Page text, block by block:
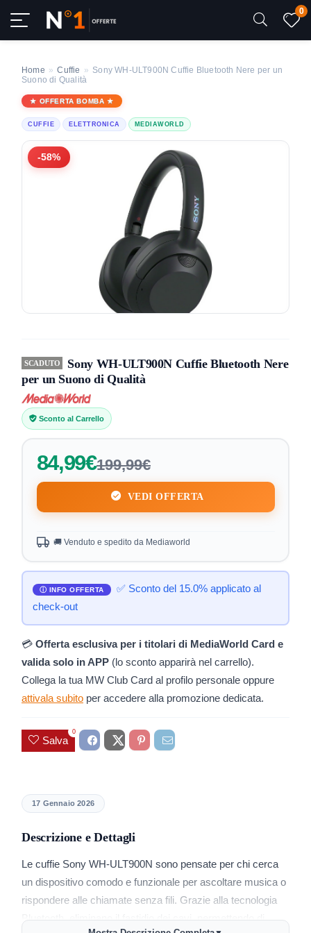
0
Home » Cuffie » Sony WH-ULT900N Cuffie Bluetooth Nere per un
Suono di Qualità
OFFERTA BOMBA
CUFFIE ELETTRONICA MEDIAWORLD
-58%
SCADUTO
Sony WH-ULT900N Cuffie Bluetooth Nere
per un Suono di Qualità
Sconto al Carrello
84,99€199,99€
VEDI OFFERTA
🚚 Venduto e spedito da Mediaworld
✅ Sconto del 15.0% applicato al
check-out
💳 Offerta esclusiva per i titolari di MediaWorld Card e
valida solo in APP (lo sconto apparirà nel carrello).
Collega la tua MW Club Card al profilo personale oppure
attivala subito per accedere alla promozione dedicata.
Salva
0
17 Gennaio 2026
Descrizione e Dettagli
Le cuffie Sony WH-ULT900N sono pensate per chi cerca
un dispositivo comodo e funzionale per ascoltare musica o
rispondere alle chiamate senza fili. Grazie alla tecnologia
Bluetooth, eliminano il fastidio dei cavi, permettendo di